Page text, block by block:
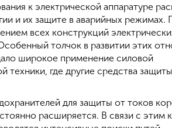
к электрической аппаратуре
и их защите в аварийных режимах.
всех конструкций
толчок в развитии этих
широкое применение силовой
техники, где другие средства
для защиты от токов
расширяется. В связи с этим